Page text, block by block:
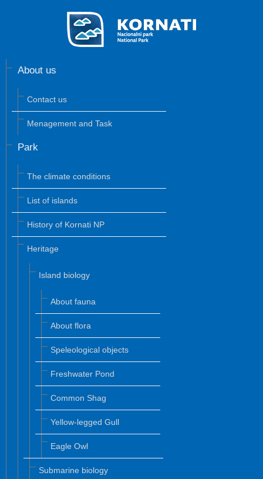
About us
Contact us
Menagement and Task
Park
The climate conditions
List of islands
History of Kornati NP
Heritage
Island biology
About fauna
About flora
Speleological objects
Freshwater Pond
Common Shag
Yellow-legged Gull
Eagle Owl
Submarine biology